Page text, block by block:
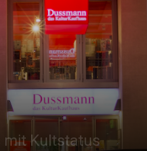
mit Kultstatus